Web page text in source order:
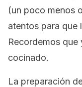
(un poco menos
atentos para que
Recordemos que
cocinado.
La preparación